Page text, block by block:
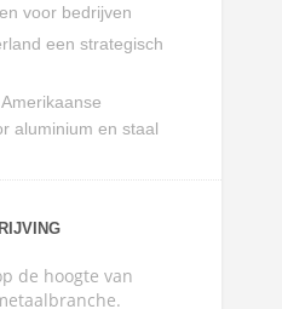
voor bedrijven
een strategisch
aluminium en staal
de hoogte van